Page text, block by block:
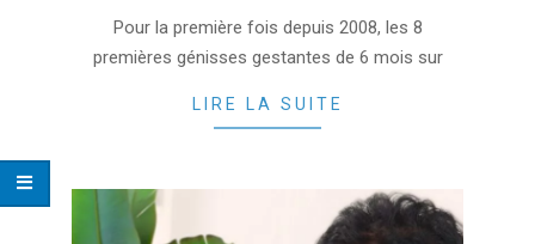
Pour la première fois depuis 2008, les 8
premières génisses gestantes de 6 mois sur
LIRE LA SUITE